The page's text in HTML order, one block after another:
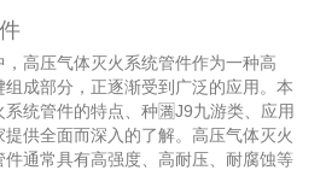
高压气体灭火系统管件作为一种高
成部分，正逐渐受到广泛的应用。本
统管件的特点、种🈵J9九游类、应用
供全面而深入的了解。高压气体灭火
通常具有高强度、高耐压、耐腐蚀等